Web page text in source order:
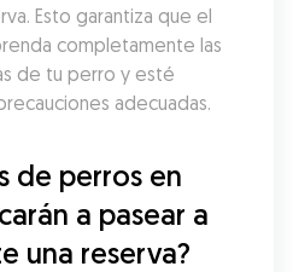
Esto garantiza que el
completamente las
de tu perro y esté
adecuadas.
de perros en
a pasear a
una reserva?